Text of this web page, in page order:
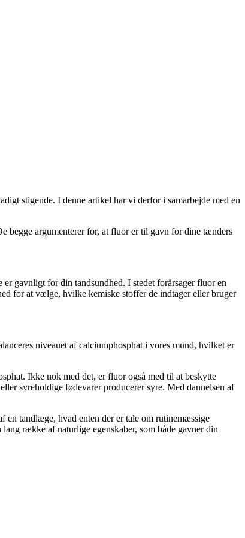
stigende. I denne artikel har vi derfor i samarbejde med en
begge argumenterer for, at fluor er til gavn for dine tænders
gavnligt for din tandsundhed. I stedet forårsager fluor en
for at vælge, hvilke kemiske stoffer de indtager eller bruger
niveauet af calciumphosphat i vores mund, hvilket er
Ikke nok med det, er fluor også med til at beskytte
syreholdige fødevarer producerer syre. Med dannelsen af
tandlæge, hvad enten der er tale om rutinemæssige
række af naturlige egenskaber, som både gavner din